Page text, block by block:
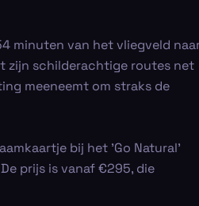
minuten van het vliegveld
zijn schilderachtige routes net
meeneemt om straks de
bij het 'Go Natural'
prijs is vanaf €295, die